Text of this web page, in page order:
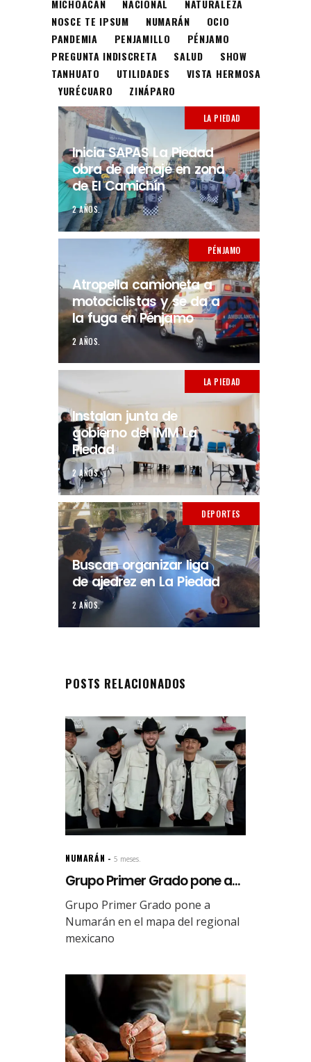
MICHOACÁN NACIONAL
NATURALEZA
NOSCE TE IPSUM
NUMARÁN
OCIO
PANDEMIA
PENJAMILLO
PÉNJAMO
PREGUNTA INDISCRETA
SALUD
SHOW
TANHUATO
UTILIDADES
VISTA HERMOSA
YURÉCUARO
ZINÁPARO
LA PIEDAD
Inicia SAPAS La Piedad
obra de drenaje en zona
de El Camichín
2 AÑOS.
PÉNJAMO
Atropella camioneta a
motociclistas y se da a
la fuga en Pénjamo
2 AÑOS.
LA PIEDAD
Instalan junta de
gobierno del IMM La
Piedad
2 AÑOS.
DEPORTES
Buscan organizar liga
de ajedrez en La Piedad
2 AÑOS.
POSTS RELACIONADOS
NUMARÁN 5 meses.
Grupo Primer Grado pone a...
Grupo Primer Grado pone a
Numarán en el mapa del regional
mexicano